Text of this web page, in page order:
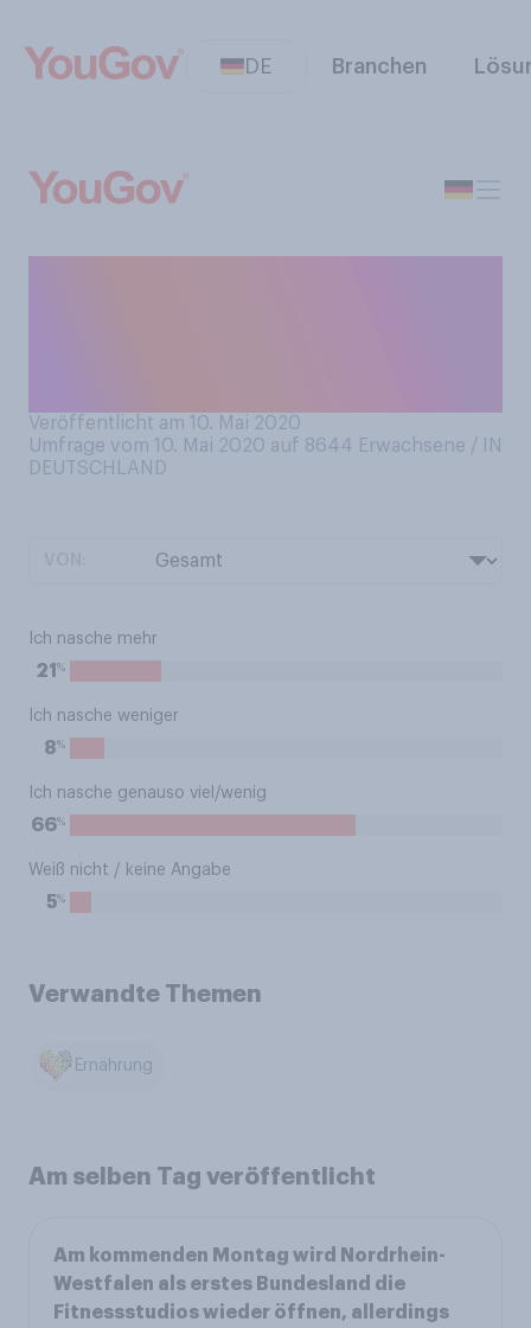
DE Branchen
Veröffentlicht am 10. Mai 2020
Umfrage vom 10. Mai 2020 auf 8644 Erwachsene / IN
DEUTSCHLAND
Ich nasche mehr
21 %
Ich nasche weniger
8%
Ich nasche genauso viel/wenig
66%
Weiß nicht / keine Angabe
5%
Verwandte Themen
Ernährung
Am selben Tag veröffentlicht
Am kommenden Montag wird Nordrhein-
Westfalen als erstes Bundesland die
Fitnessstudios wieder öffnen, allerdings